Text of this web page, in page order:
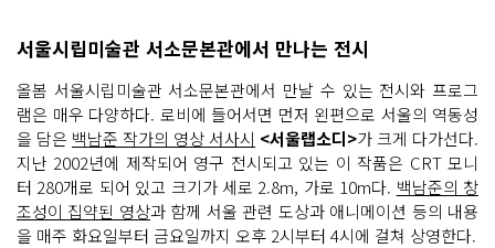
서울시립미술관 서소문본관에서 만나는 전시
올봄 서울시립미술관 서소문본관에서 만날 수 있는 전시와 프로그
램은 매우 다양하다. 로비에 들어서면 먼저 왼편으로 서울의 역동성
을 담은 백남준 작가의 영상 서사시 <서울랩소디>가 크게 다가선다.
지난 2002년에 제작되어 영구 전시되고 있는 이 작품은 CRT 모니
터 280개로 되어 있고 크기가 세로 2.8m, 가로 10m다. 백남준의 창
조성이 집약된 영상과 함께 서울 관련 도상과 애니메이션 등의 내용
을 매주 화요일부터 금요일까지 오후 2시부터 4시에 걸쳐 상영한다.